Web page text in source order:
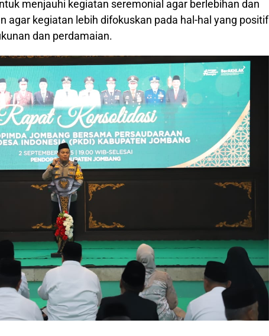
menjauhi kegiatan seremonial agar berlebihan dan
agar kegiatan lebih difokuskan pada hal-hal yang positif
dan perdamaian.